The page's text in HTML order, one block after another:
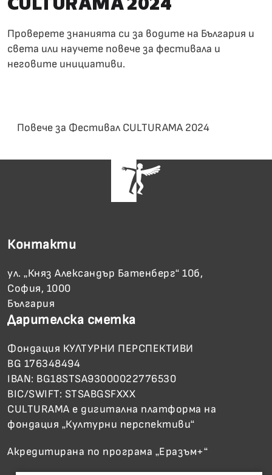
CULTURAMA 2024
Проверете знанията си за водите на България и
света или научете повече за фестивала и
неговите инициативи.
Повече за Фестивал CULTURAMA 2024
Контакти
ул. „Княз Александър Батенберг“ 10б,
София, 1000
България
Дарителска сметка
Фондация КУЛТУРНИ ПЕРСПЕКТИВИ
BG 176348494
IBAN: BG18STSA93000022776530
BIC/SWIFT: STSABGSFXXX
CULTURAMA е дигитална платформа на
фондация „Културни перспективи“
Акредитирана по програма „Еразъм+“